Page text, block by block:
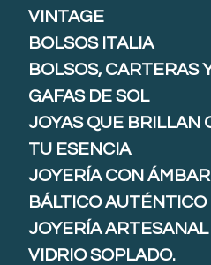
VINTAGE
BOLSOS ITALIA
BOLSOS, CARTERAS
GAFAS DE SOL
JOYAS QUE BRILLAN
TU ESENCIA
JOYERÍA CON ÁMBAR
BÁLTICO AUTÉNTICO
JOYERÍA ARTESANAL
VIDRIO SOPLADO.